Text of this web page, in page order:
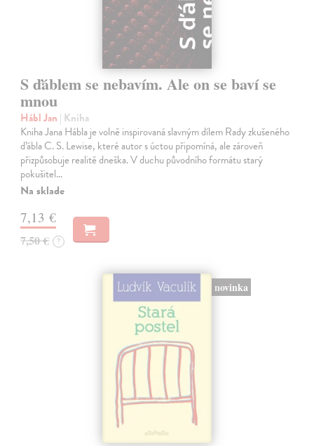
S ďáblem se nebavím. Ale on se baví se
mnou
Hábl Jan | Kniha
Kniha Jana Hábla je volně inspirovaná slavným dílem Rady zkušeného
ďábla C. S. Lewise, které autor s úctou připomíná, ale zároveň
přizpůsobuje realitě dneška. V duchu původního formátu starý
pokušitel…
Na sklade
7,13 €
7,50 € ?
novinka